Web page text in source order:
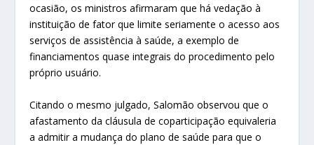
ocasião, os ministros afirmaram que há vedação à
instituição de fator que limite seriamente o acesso aos
serviços de assistência à saúde, a exemplo de
financiamentos quase integrais do procedimento pelo
próprio usuário.
Citando o mesmo julgado, Salomão observou que o
afastamento da cláusula de coparticipação equivaleria
a admitir a mudança do plano de saúde para que o